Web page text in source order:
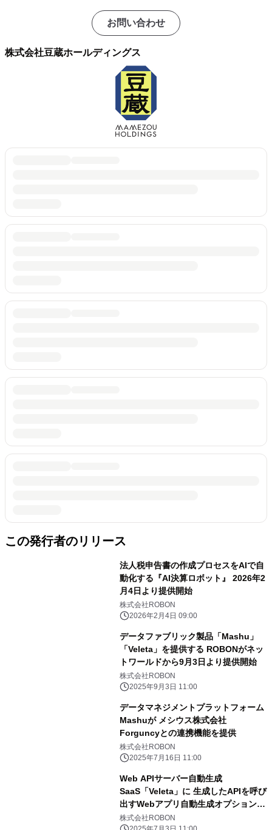
お問い合わせ
株式会社豆蔵ホールディングス
この発行者のリリース
法人税申告書の作成プロセスをAIで自
動化する『AI決算ロボット』 2026年2
月4日より提供開始
株式会社ROBON
2026年2月4日 09:00
データファブリック製品「Mashu」
「Veleta」を提供する ROBONがネッ
トワールドから9月3日より提供開始
株式会社ROBON
2025年9月3日 11:00
データマネジメントプラットフォーム
Mashuが メシウス株式会社
Forguncyとの連携機能を提供
株式会社ROBON
2025年7月16日 11:00
Web APIサーバー自動生成
SaaS「Veleta」に 生成したAPIを呼び
出すWebアプリ自動生成オプションが
追加
株式会社ROBON